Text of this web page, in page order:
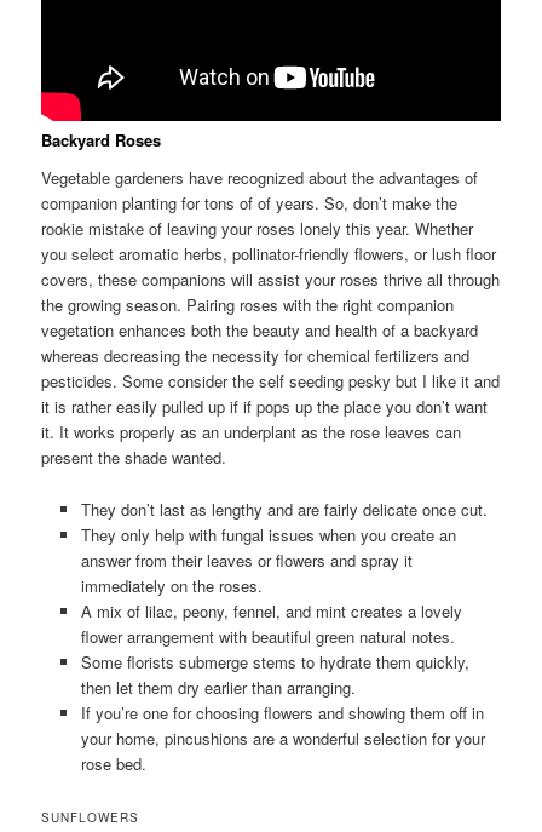
Backyard Roses
Vegetable gardeners have recognized about the advantages of
companion planting for tons of of years. So, don’t make the
rookie mistake of leaving your roses lonely this year. Whether
you select aromatic herbs, pollinator-friendly flowers, or lush floor
covers, these companions will assist your roses thrive all through
the growing season. Pairing roses with the right companion
vegetation enhances both the beauty and health of a backyard
whereas decreasing the necessity for chemical fertilizers and
pesticides. Some consider the self seeding pesky but I like it and
it is rather easily pulled up if if pops up the place you don’t want
it. It works properly as an underplant as the rose leaves can
present the shade wanted.
They don’t last as lengthy and are fairly delicate once cut.
They only help with fungal issues when you create an
answer from their leaves or flowers and spray it
immediately on the roses.
A mix of lilac, peony, fennel, and mint creates a lovely
flower arrangement with beautiful green natural notes.
Some florists submerge stems to hydrate them quickly,
then let them dry earlier than arranging.
If you’re one for choosing flowers and showing them off in
your home, pincushions are a wonderful selection for your
rose bed.
SUNFLOWERS